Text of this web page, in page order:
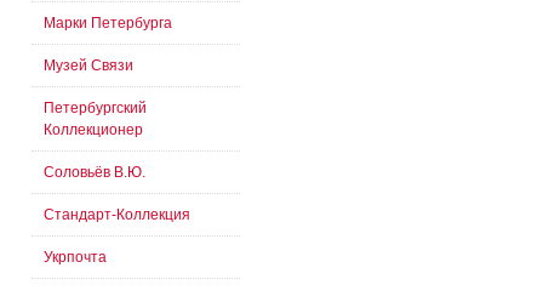
Марки Петербурга
Музей Связи
Петербургский
Коллекционер
Соловьёв В.Ю.
Стандарт-Коллекция
Укрпочта